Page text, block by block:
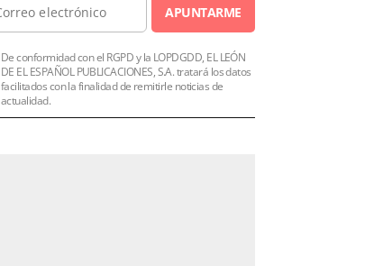
APUNTARME
De conformidad con el RGPD y la LOPDGDD, EL LEÓN
DE EL ESPAÑOL PUBLICACIONES, S.A. tratará los datos
facilitados con la finalidad de remitirle noticias de
actualidad.